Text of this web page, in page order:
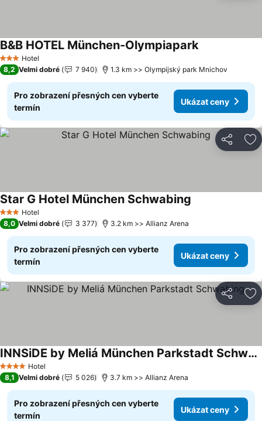
3 Počet hvězdiček
Hotel
B&B HOTEL München-OlympiaparkUkázat ceny
8,2 Velmi dobré 7 940 1.3 km >> Olympijský park Mnichov
Pro zobrazení přesných cen vyberte
termín
Ukázat ceny
Sdílet
3 Počet hvězdiček
Hotel
Star G Hotel München Schwabing
8,0 Velmi dobré 3 377 3.2 km >> Allianz Arena
Pro zobrazení přesných cen vyberte
termín
Ukázat ceny
Sdílet
4 Počet hvězdiček
Hotel
INNSiDE by Meliá München Parkstadt Schwabing
Ukázat ceny
8,1 Velmi dobré 5 026 3.7 km >> Allianz Arena
Pro zobrazení přesných cen vyberte
termín
Ukázat ceny